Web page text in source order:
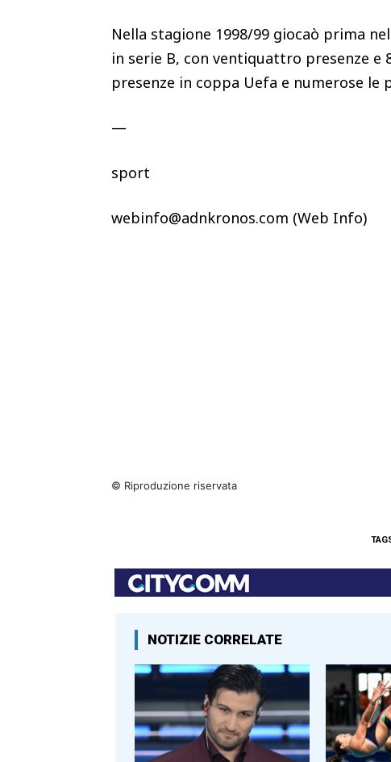
Nella stagione 1998/99 giocaò prima
in serie B, con ventiquattro presenze
presenze in coppa Uefa e numerose
—
sport
webinfo@adnkronos.com (Web Info)
© Riproduzione riservata
NOTIZIE CORRELATE